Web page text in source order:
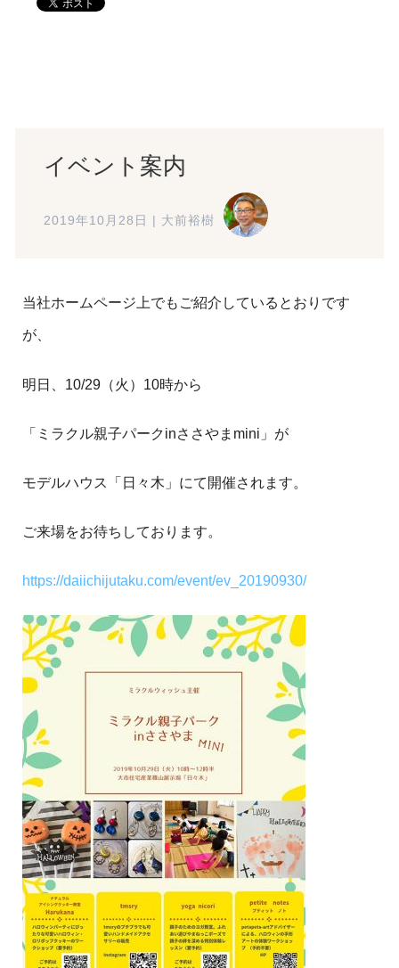
イベント案内
2019年10月28日 大前裕樹
当社ホームページ上でもご紹介しているとおりです
が、
明日、10/29（火）10時から
「ミラクル親子パークinささやまmini」が
モデルハウス「日々木」にて開催されます。
ご来場をお待ちしております。
https://daiichijutaku.com/event/ev_20190930/